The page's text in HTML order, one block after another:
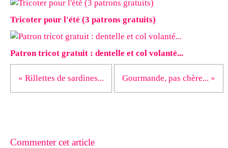
Tricoter pour l'été (3 patrons gratuits)
Patron tricot gratuit : dentelle et col volanté...
« Rillettes de sardines... Gourmande, pas chère... »
Commenter cet article